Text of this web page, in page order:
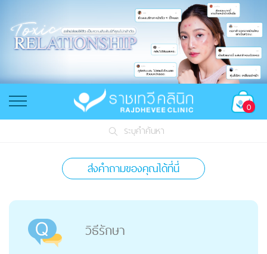
0
ระบุคำค้นหา
ส่งคำถามของคุณได้ที่นี่
วิธีรักษา